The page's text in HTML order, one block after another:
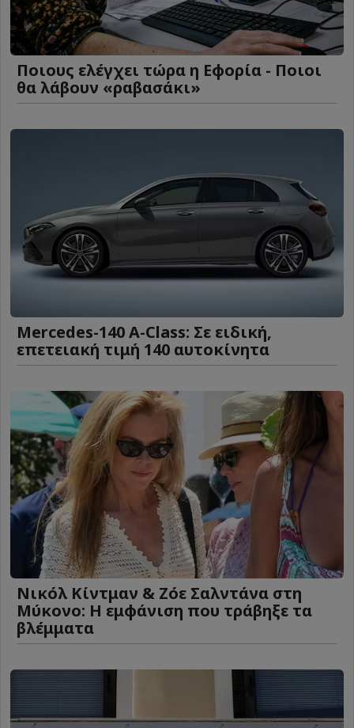
Ποιους ελέγχει τώρα η Εφορία - Ποιοι
θα λάβουν «ραβασάκι»
Mercedes-140 A-Class: Σε ειδική,
επετειακή τιμή 140 αυτοκίνητα
Νικόλ Κίντμαν & Ζόε Σαλντάνα στη
Μύκονο: Η εμφάνιση που τράβηξε τα
βλέμματα